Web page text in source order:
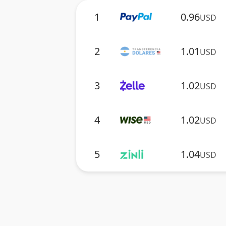
1 0.96USD
2 1.01 USD
3 1.02USD
4 1.02USD
5 1.04USD